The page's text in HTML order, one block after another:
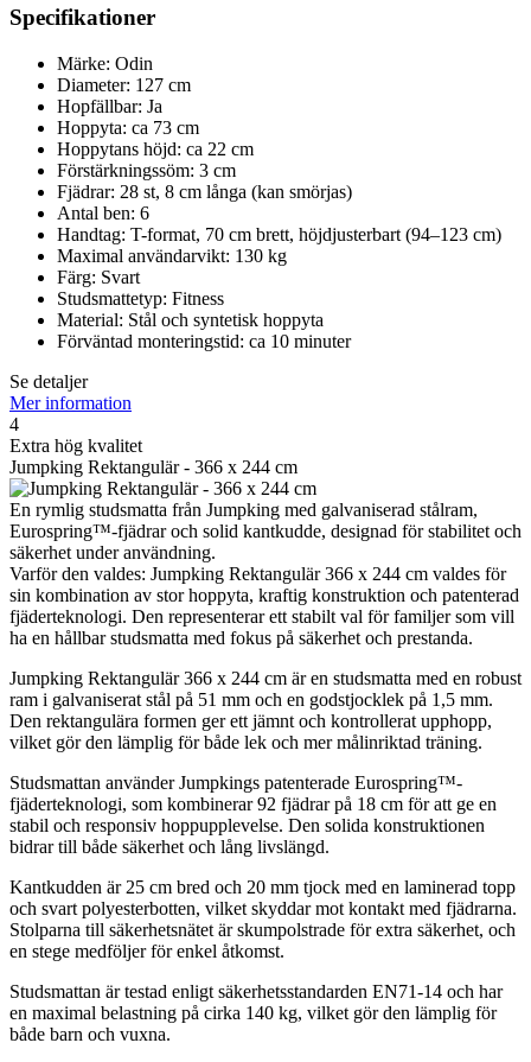
Specifikationer
Märke: Odin
Diameter: 127 cm
Hopfällbar: Ja
Hoppyta: ca 73 cm
Hoppytans höjd: ca 22 cm
Förstärkningssöm: 3 cm
Fjädrar: 28 st, 8 cm långa (kan smörjas)
Antal ben: 6
Handtag: T-format, 70 cm brett, höjdjusterbart (94–123 cm)
Maximal användarvikt: 130 kg
Färg: Svart
Studsmattetyp: Fitness
Material: Stål och syntetisk hoppyta
Förväntad monteringstid: ca 10 minuter
Se detaljer
Mer information
4
Extra hög kvalitet
Jumpking Rektangulär - 366 x 244 cm
En rymlig studsmatta från Jumpking med galvaniserad stålram,
Eurospring™-fjädrar och solid kantkudde, designad för stabilitet och
säkerhet under användning.
Varför den valdes: Jumpking Rektangulär 366 x 244 cm valdes för
sin kombination av stor hoppyta, kraftig konstruktion och patenterad
fjäderteknologi. Den representerar ett stabilt val för familjer som vill
ha en hållbar studsmatta med fokus på säkerhet och prestanda.
Jumpking Rektangulär 366 x 244 cm är en studsmatta med en robust
ram i galvaniserat stål på 51 mm och en godstjocklek på 1,5 mm.
Den rektangulära formen ger ett jämnt och kontrollerat upphopp,
vilket gör den lämplig för både lek och mer målinriktad träning.
Studsmattan använder Jumpkings patenterade Eurospring™-
fjäderteknologi, som kombinerar 92 fjädrar på 18 cm för att ge en
stabil och responsiv hoppupplevelse. Den solida konstruktionen
bidrar till både säkerhet och lång livslängd.
Kantkudden är 25 cm bred och 20 mm tjock med en laminerad topp
och svart polyesterbotten, vilket skyddar mot kontakt med fjädrarna.
Stolparna till säkerhetsnätet är skumpolstrade för extra säkerhet, och
en stege medföljer för enkel åtkomst.
Studsmattan är testad enligt säkerhetsstandarden EN71-14 och har
en maximal belastning på cirka 140 kg, vilket gör den lämplig för
både barn och vuxna.